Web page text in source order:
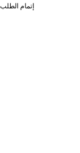
إتمام الطلب